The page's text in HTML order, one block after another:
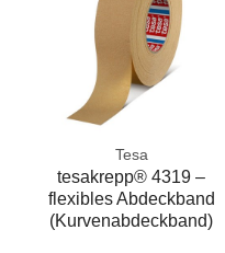
Tesa
tesakrepp® 4319 –
flexibles Abdeckband
(Kurvenabdeckband)